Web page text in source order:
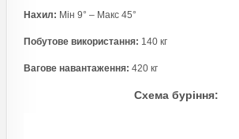
Нахил: Мін 9° – Макс 45°
Побутове використання: 140 кг
Вагове навантаження: 420 кг
Схема буріння: